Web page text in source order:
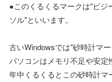
●このくるくるマークは"ビジ
ソル"といいます。
古いWindowsでは"砂時計マ
パソコンはメモリ不足や安
年中くるくるとこの砂時計マ